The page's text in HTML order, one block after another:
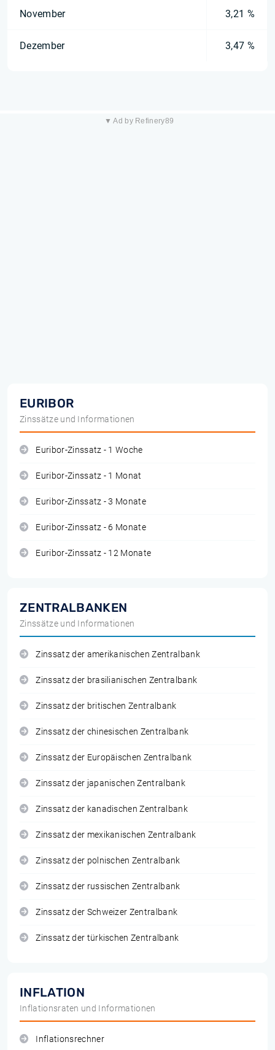
November 3,21 %
Dezember 3,47 %
▼ Ad by Refinery89
EURIBOR
Zinssätze und Informationen
Euribor-Zinssatz - 1 Woche
Euribor-Zinssatz - 1 Monat
Euribor-Zinssatz - 3 Monate
Euribor-Zinssatz - 6 Monate
Euribor-Zinssatz - 12 Monate
ZENTRALBANKEN
Zinssätze und Informationen
Zinssatz der amerikanischen Zentralbank
Zinssatz der brasilianischen Zentralbank
Zinssatz der britischen Zentralbank
Zinssatz der chinesischen Zentralbank
Zinssatz der Europäischen Zentralbank
Zinssatz der japanischen Zentralbank
Zinssatz der kanadischen Zentralbank
Zinssatz der mexikanischen Zentralbank
Zinssatz der polnischen Zentralbank
Zinssatz der russischen Zentralbank
Zinssatz der Schweizer Zentralbank
Zinssatz der türkischen Zentralbank
INFLATION
Inflationsraten und Informationen
Inflationsrechner